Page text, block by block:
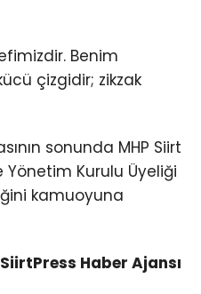
Benim
çizgidir; zikzak
sonunda MHP Siirt
Yönetim Kurulu Üyeliği
kamuoyuna
Haber Ajansı